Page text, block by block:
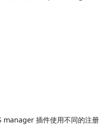
插件使用不同的注册